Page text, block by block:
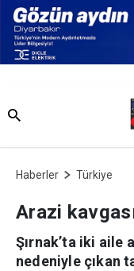
Haberler Türkiye
Arazi
Şırnak’ta iki aile
nedeniyle çıkan